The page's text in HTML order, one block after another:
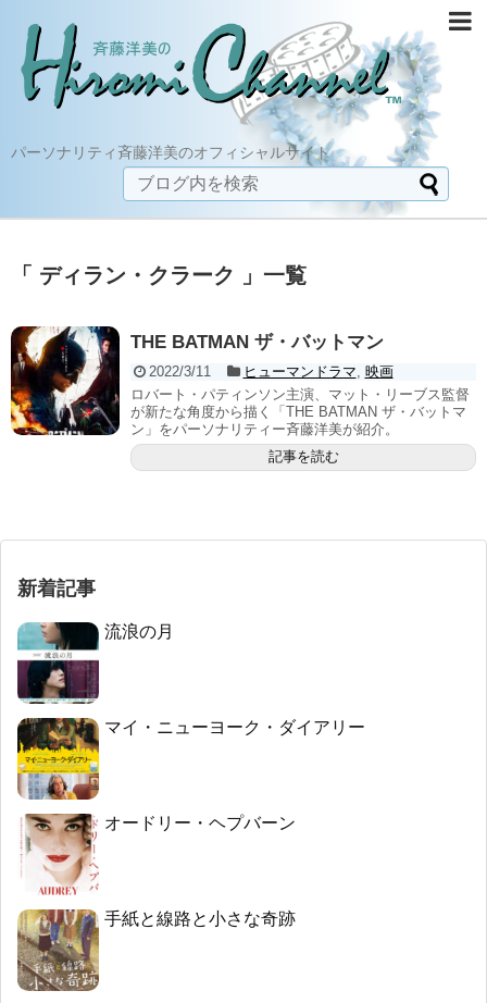
パーソナリティ斉藤洋美のオフィシャルサイト
「 ディラン・クラーク 」一覧
THE BATMAN ザ・バットマン
2022/3/11 ヒューマンドラマ 映画
ロバート・パティンソン主演、マット・リーブス監督
が新たな角度から描く「THE BATMAN ザ・バットマ
ン」をパーソナリティー斉藤洋美が紹介。
記事を読む
新着記事
流浪の月
マイ・ニューヨーク・ダイアリー
オードリー・ヘプバーン
手紙と線路と小さな奇跡